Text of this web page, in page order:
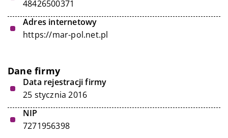
48426500371
Adres internetowy
https://mar-pol.net.pl
Dane firmy
Data rejestracji firmy
25 stycznia 2016
NIP
7271956398